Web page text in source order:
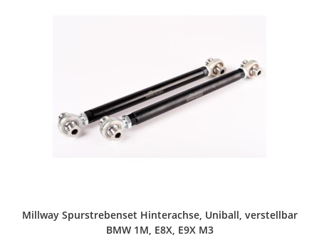
Millway Spurstrebenset Hinterachse, Uniball, verstellbar
BMW 1M, E8X, E9X M3